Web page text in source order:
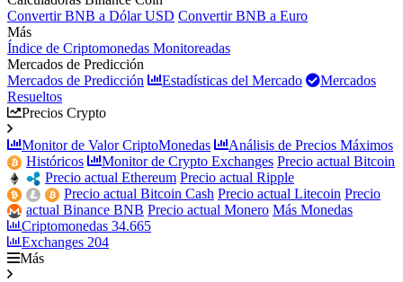
Convertir BNB a Dólar USD Convertir BNB a Euro
Más
Índice de Criptomonedas Monitoreadas
Mercados de Predicción
Mercados de Predicción
Estadísticas del Mercado
Mercados
Resueltos
Precios Crypto
Monitor de Valor CriptoMonedas
Análisis de Precios Máximos
Históricos
Monitor de Crypto Exchanges Precio actual Bitcoin
Precio actual Ethereum Precio actual Ripple
Precio actual Bitcoin Cash Precio actual Litecoin Precio
actual Binance BNB Precio actual Monero Más Monedas
Criptomonedas 34.665
Exchanges 204
Más